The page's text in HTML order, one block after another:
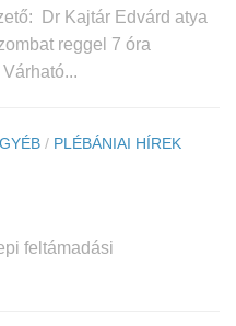
Dr Kajtár Edvárd atya
reggel 7 óra
/ PLÉBÁNIAI HÍREK
feltámadási